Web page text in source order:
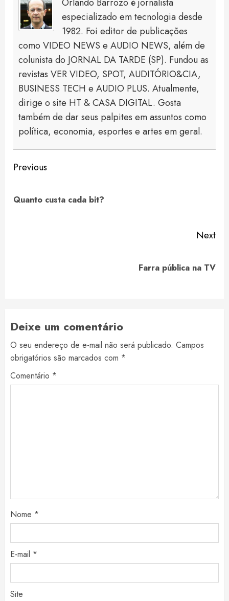
Orlando Barrozo é jornalista
especializado em tecnologia desde
1982. Foi editor de publicações
como VIDEO NEWS e AUDIO NEWS, além de
colunista do JORNAL DA TARDE (SP). Fundou as
revistas VER VIDEO, SPOT, AUDITÓRIO&CIA,
BUSINESS TECH e AUDIO PLUS. Atualmente,
dirige o site HT & CASA DIGITAL. Gosta
também de dar seus palpites em assuntos como
política, economia, esportes e artes em geral.
Continue
Previous
Quanto custa cada bit?
Next
Farra pública na TV
Deixe um comentário
O seu endereço de e-mail não será publicado. Campos
obrigatórios são marcados com *
Comentário *
Nome *
E-mail *
Site